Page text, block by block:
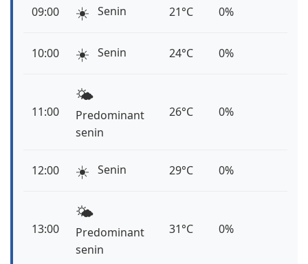
09:00 ☀️ Senin 21°C 0%
10:00 ☀️ Senin 24°C 0%
11:00
🌤️
Predominant
senin
26°C 0%
12:00 ☀️ Senin 29°C 0%
13:00
🌤️
Predominant
senin
31°C 0%